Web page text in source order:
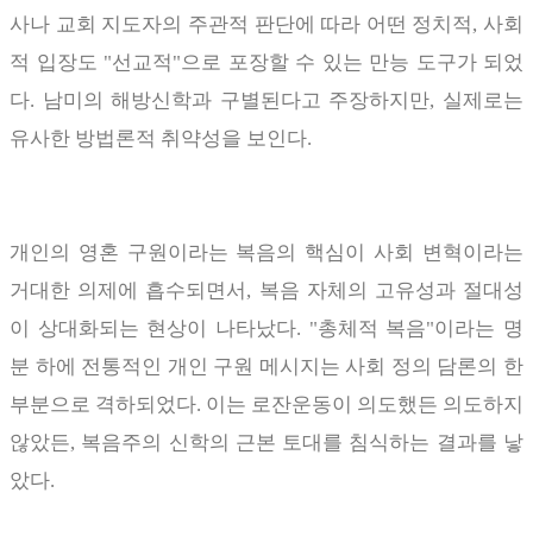
사나 교회 지도자의 주관적 판단에 따라 어떤 정치적, 사회
적 입장도 "선교적"으로 포장할 수 있는 만능 도구가 되었
다. 남미의 해방신학과 구별된다고 주장하지만, 실제로는
유사한 방법론적 취약성을 보인다.
개인의 영혼 구원이라는 복음의 핵심이 사회 변혁이라는
거대한 의제에 흡수되면서 , 복음 자체의 고유성과 절대성
이 상대화되는 현상이 나타났다. "총체적 복음"이라는 명
분 하에 전통적인 개인 구원 메시지는 사회 정의 담론의 한
부분으로 격하되었다. 이는 로잔운동이 의도했든 의도하지
않았든, 복음주의 신학의 근본 토대를 침식하는 결과를 낳
았다.